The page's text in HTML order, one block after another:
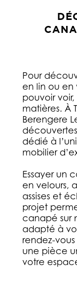
Pour
en lin ou en
pouvoir
matières. À
Berengere
dédié à
mobilier
Essayer un
en velours,
assises et
projet
canapé sur
adapté à
rendez-
une pièce
votre